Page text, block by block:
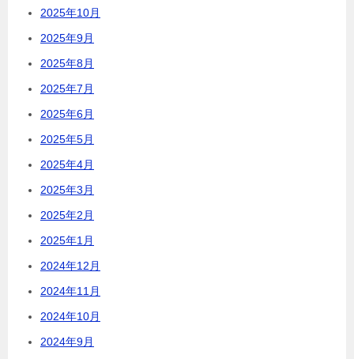
2025年10月
2025年9月
2025年8月
2025年7月
2025年6月
2025年5月
2025年4月
2025年3月
2025年2月
2025年1月
2024年12月
2024年11月
2024年10月
2024年9月